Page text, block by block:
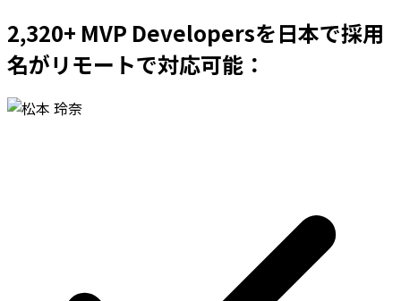
2,320+ MVP Developersを日本で採用
名がリモートで対応可能：